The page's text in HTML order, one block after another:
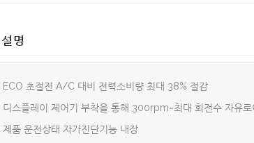
명
ECO 초절전 A/C 대비 전력소비량 최대 38% 절감
디스플레이 제어기 부착을 통해 300rpm~최대 회전수 자유
제품 운전상태 자가진단기능 내장